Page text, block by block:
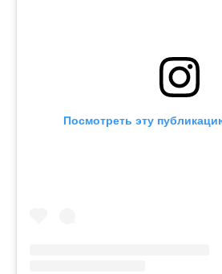
Посмотреть эту